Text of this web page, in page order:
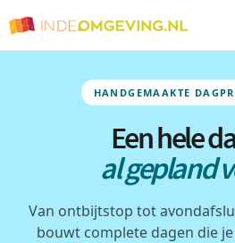
HANDGEMAAKTE
Een hele
al gepland
Van ontbijtstop tot
bouwt complete dagen die